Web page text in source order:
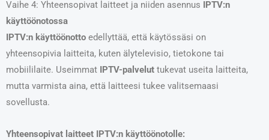
Vaihe 4: Yhteensopivat laitteet ja niiden asennus
IPTV:n
käyttöönotossa
IPTV:n käyttöönotto edellyttää, että käytössäsi on
yhteensopivia laitteita, kuten älytelevisio, tietokone tai
mobiililaite. Useimmat
IPTV-palvelut tukevat useita laitteita,
mutta varmista aina, että laitteesi tukee valitsemaasi
sovellusta.
Yhteensopivat laitteet IPTV:n käyttöönotolle: